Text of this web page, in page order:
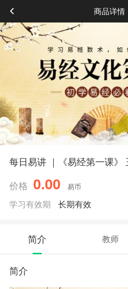
商品详情
每日易讲 ｜《易经第一课》
价格 0.00 易币
学习有效期 长期有效
简介 教师
简介